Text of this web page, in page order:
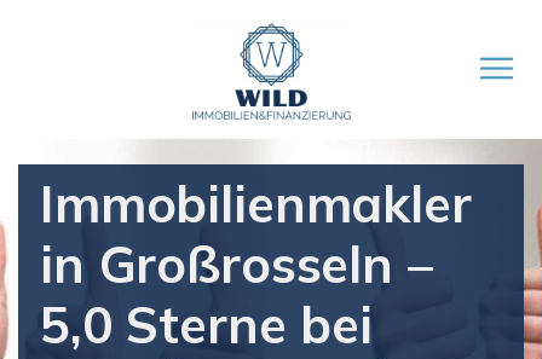
Immobilienmakler
in Großrosseln –
5,0 Sterne bei